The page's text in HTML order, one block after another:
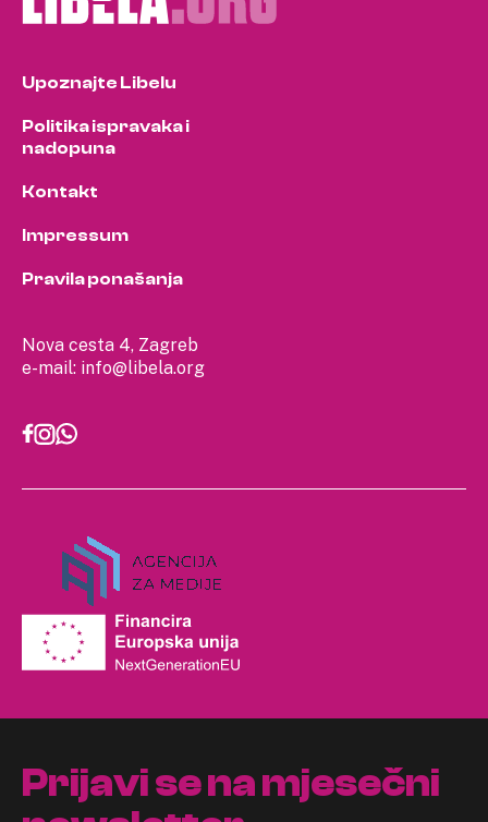
Nova cesta 4, Zagreb
e-mail: info@libela.org
Upoznajte Libelu
Politika ispravaka i
nadopuna
Kontakt
Impressum
Pravila ponašanja
Prijavi se na mjesečni